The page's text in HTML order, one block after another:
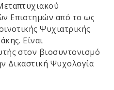
Επιστημών από το ως
Ψυχιατρικής
Είναι
στον βιοσυντονισμό
Δικαστική Ψυχολογία